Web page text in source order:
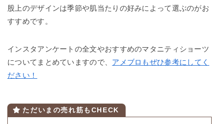
股上のデザインは季節や肌当たりの好みによって選ぶのがお
すすめです。
インスタアンケートの全文やおすすめのマタニティショーツ
についてまとめていますので、 アメブロもぜひ参考にしてく
ださい！
ただいまの売れ筋もCHECK